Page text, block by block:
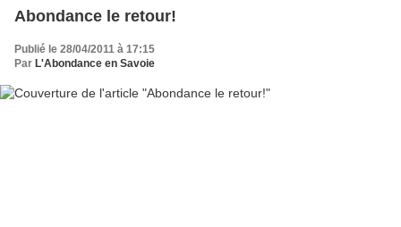
Abondance le retour!
Publié le 28/04/2011 à 17:15
Par L'Abondance en Savoie